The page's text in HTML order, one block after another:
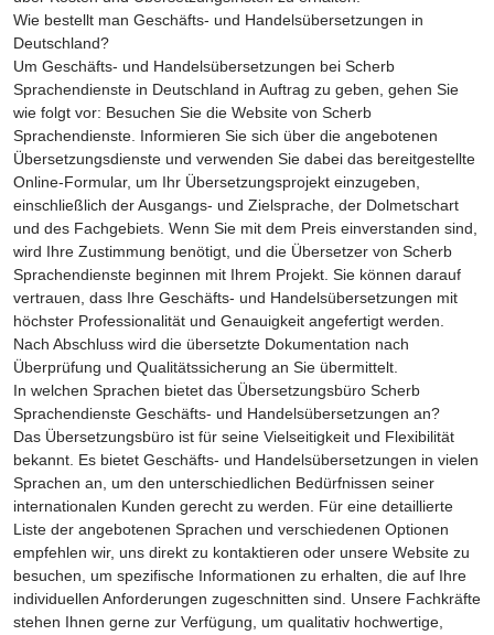
Wie bestellt man Geschäfts- und Handelsübersetzungen in
Deutschland?
Um Geschäfts- und Handelsübersetzungen bei Scherb
Sprachendienste in Deutschland in Auftrag zu geben, gehen Sie
wie folgt vor: Besuchen Sie die Website von Scherb
Sprachendienste. Informieren Sie sich über die angebotenen
Übersetzungsdienste und verwenden Sie dabei das bereitgestellte
Online-Formular, um Ihr Übersetzungsprojekt einzugeben,
einschließlich der Ausgangs- und Zielsprache, der Dolmetschart
und des Fachgebiets. Wenn Sie mit dem Preis einverstanden sind,
wird Ihre Zustimmung benötigt, und die Übersetzer von Scherb
Sprachendienste beginnen mit Ihrem Projekt. Sie können darauf
vertrauen, dass Ihre Geschäfts- und Handelsübersetzungen mit
höchster Professionalität und Genauigkeit angefertigt werden.
Nach Abschluss wird die übersetzte Dokumentation nach
Überprüfung und Qualitätssicherung an Sie übermittelt.
In welchen Sprachen bietet das Übersetzungsbüro Scherb
Sprachendienste Geschäfts- und Handelsübersetzungen an?
Das Übersetzungsbüro ist für seine Vielseitigkeit und Flexibilität
bekannt. Es bietet Geschäfts- und Handelsübersetzungen in vielen
Sprachen an, um den unterschiedlichen Bedürfnissen seiner
internationalen Kunden gerecht zu werden. Für eine detaillierte
Liste der angebotenen Sprachen und verschiedenen Optionen
empfehlen wir, uns direkt zu kontaktieren oder unsere Website zu
besuchen, um spezifische Informationen zu erhalten, die auf Ihre
individuellen Anforderungen zugeschnitten sind. Unsere Fachkräfte
stehen Ihnen gerne zur Verfügung, um qualitativ hochwertige,